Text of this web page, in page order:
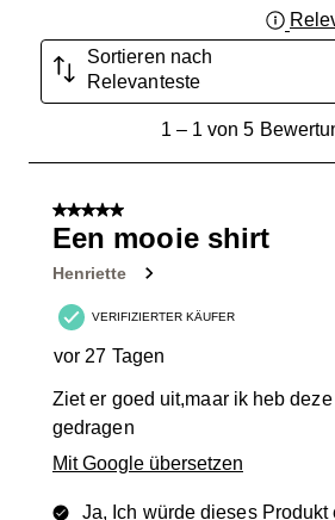
Sortieren nach
Relevanteste
von
Bewertungen.
1– 1 von 5
5 von 5 Sternen.
Een mooie shirt
Henriette
VERIFIZIERTER KÄUFER
vor 27 Tagen
Ziet er goed uit,maar ik heb
gedragen
Mit Google übersetzen
Ja, Ich würde dieses Produkt